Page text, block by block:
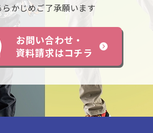
らかじめご了承願います
お問い合わせ・
資料請求はコチラ